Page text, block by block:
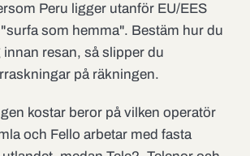
Peru ligger utanför EU/EES
som hemma". Bestäm hur du
resan, så slipper du
på räkningen.
kostar beror på vilken operatör
och Fello arbetar med fasta